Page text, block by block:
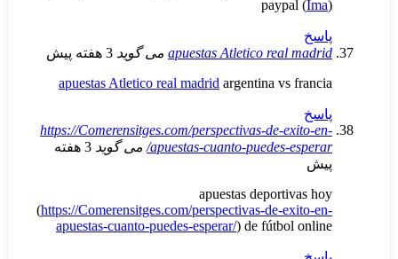
apuestas Atletico می گوید 3 هفته پیش
apuestas Atletico real madridargentina
https://Comerensitges.com/perspectivas-de-
apuestas-cuanto- می گوید 3 هفته
apuestas
(https://Comerensitges.com/perspectivas-de-
apuestas-cuanto-puedes-esperar/